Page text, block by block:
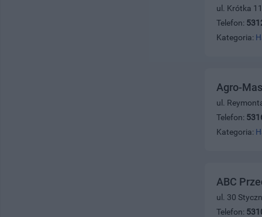
ul. Krótka
Telefon:
Kategoria:
Agro-
ul.
Telefon:
Kategoria:
ABC
ul. 30
Telefon: